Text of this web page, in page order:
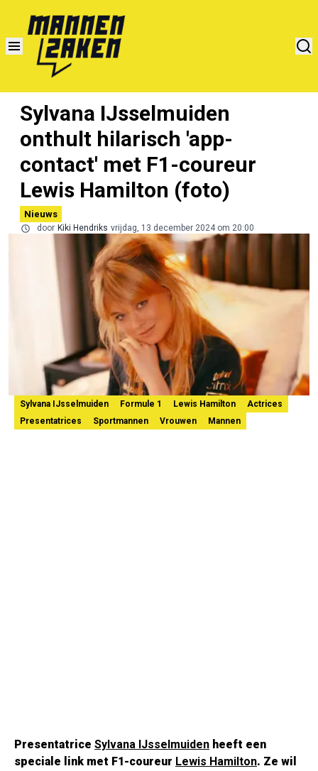
Sylvana IJsselmuiden
onthult hilarisch 'app-
contact' met F1-coureur
Lewis Hamilton (foto)
Nieuws
door Kiki Hendriks vrijdag, 13 december 2024 om 20:00
Sylvana IJsselmuiden Formule 1 Lewis Hamilton
Actrices
Presentatrices
Sportmannen Vrouwen Mannen
Presentatrice Sylvana IJsselmuiden heeft een
speciale link met F1-coureur Lewis Hamilton. Ze wil